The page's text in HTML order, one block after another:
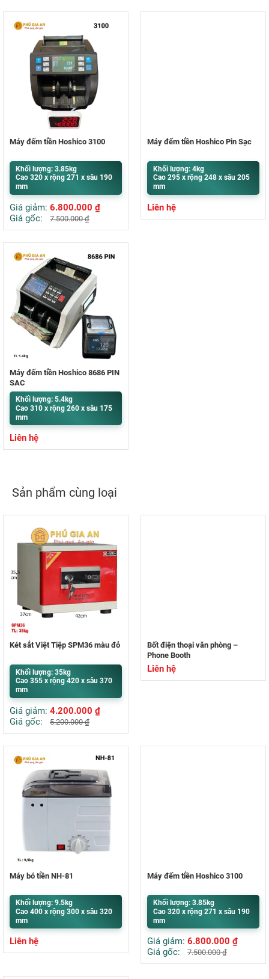
Máy đếm tiền Hoshico 3100
Khối lượng: 3.85kg
Cao 320 x rộng 271 x sâu 190
mm
Giá giảm: 6.800.000 ₫
Giá gốc:
7.500.000₫
Máy đếm tiền Hoshico Pin Sạc
Khối lượng: 4kg
Cao 295 x rộng 248 x sâu 205
mm
Liên hệ
Máy đếm tiền Hoshico 8686 PIN
SẠC
Khối lượng: 5.4kg
Cao 310 x rộng 260 x sâu 175
mm
Liên hệ
Sản phẩm cùng loại
Két sắt Việt Tiệp SPM36 màu đỏ
Khối lượng: 35kg
Cao 355 x rộng 420 x sâu 370
mm
Giá giảm: 4.200.000 ₫
Giá gốc:
5.200.000₫
Bốt điện thoại văn phòng –
Phone Booth
Liên hệ
Máy bó tiền NH-81
Khối lượng: 9.5kg
Cao 400 x rộng 300 x sâu 320
mm
Liên hệ
Máy đếm tiền Hoshico 3100
Khối lượng: 3.85kg
Cao 320 x rộng 271 x sâu 190
mm
Giá giảm: 6.800.000 ₫
Giá gốc:
7.500.000₫